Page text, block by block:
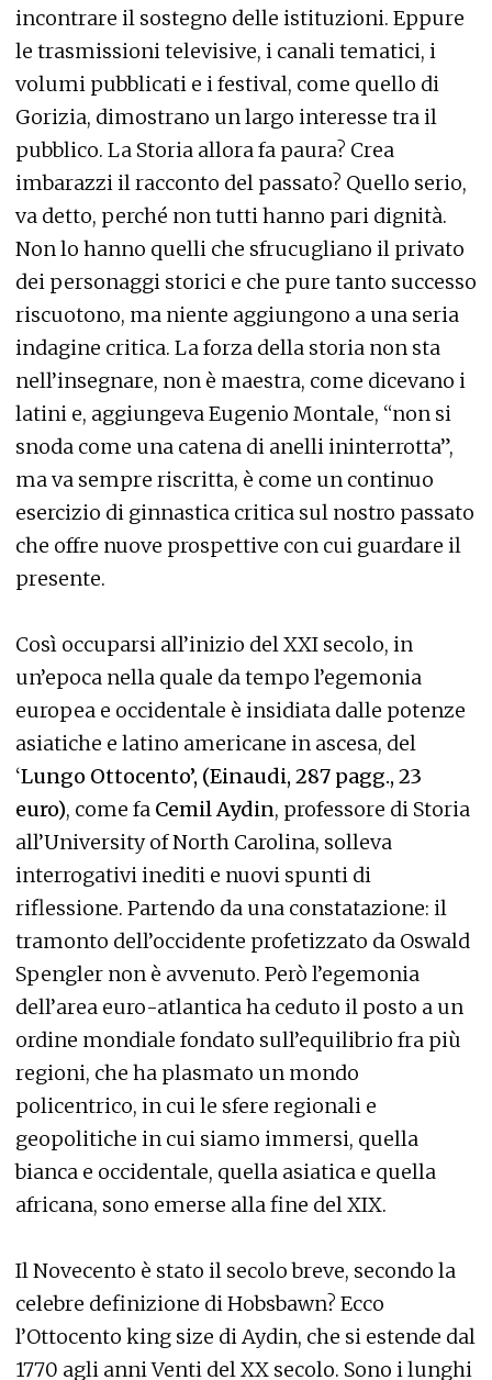
incontrare il sostegno delle istituzioni. Eppure
le trasmissioni televisive, i canali tematici, i
volumi pubblicati e i festival, come quello di
Gorizia, dimostrano un largo interesse tra il
pubblico. La Storia allora fa paura? Crea
imbarazzi il racconto del passato? Quello serio,
va detto, perché non tutti hanno pari dignità.
Non lo hanno quelli che sfrucugliano il privato
dei personaggi storici e che pure tanto successo
riscuotono, ma niente aggiungono a una seria
indagine critica. La forza della storia non sta
nell’insegnare, non è maestra, come dicevano i
latini e, aggiungeva Eugenio Montale, “non si
snoda come una catena di anelli ininterrotta”,
ma va sempre riscritta, è come un continuo
esercizio di ginnastica critica sul nostro passato
che offre nuove prospettive con cui guardare il
presente.
Così occuparsi all’inizio del XXI secolo, in
un’epoca nella quale da tempo l’egemonia
europea e occidentale è insidiata dalle potenze
asiatiche e latino americane in ascesa, del
‘Lungo Ottocento’, (Einaudi, 287 pagg., 23
euro), come fa Cemil Aydin, professore di Storia
all’University of North Carolina, solleva
interrogativi inediti e nuovi spunti di
riflessione. Partendo da una constatazione: il
tramonto dell’occidente profetizzato da Oswald
Spengler non è avvenuto. Però l’egemonia
dell’area euro-atlantica ha ceduto il posto a un
ordine mondiale fondato sull’equilibrio fra più
regioni, che ha plasmato un mondo
policentrico, in cui le sfere regionali e
geopolitiche in cui siamo immersi, quella
bianca e occidentale, quella asiatica e quella
africana, sono emerse alla fine del XIX.
Il Novecento è stato il secolo breve, secondo la
celebre definizione di Hobsbawn? Ecco
l’Ottocento king size di Aydin, che si estende dal
1770 agli anni Venti del XX secolo. Sono i lunghi